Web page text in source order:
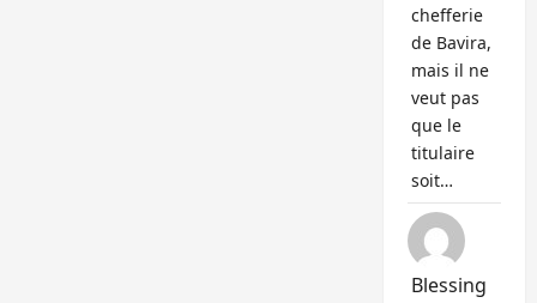
chefferie
de Bavira,
mais il ne
veut pas
que le
titulaire
soit…
Blessing